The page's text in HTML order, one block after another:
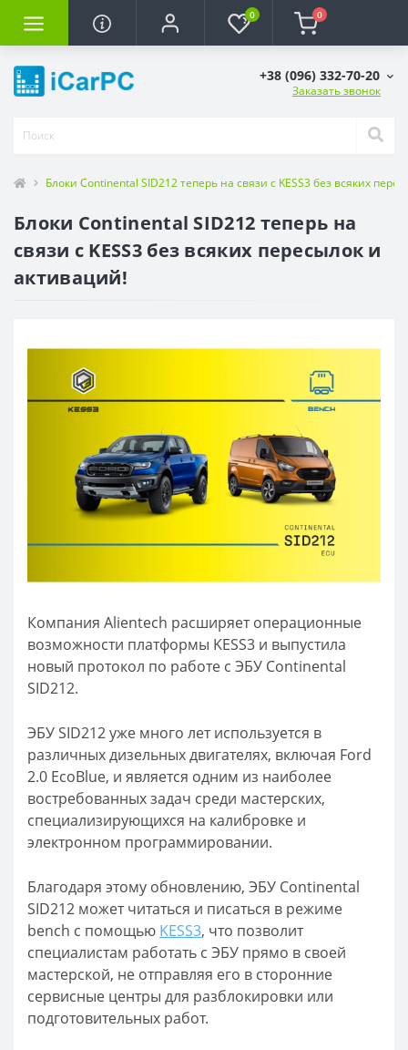
0 0
+38 (096) 332-70-20
Заказать звонок
Блоки Continental SID212 теперь на связи с KESS3 без всяких
Блоки Continental SID212 теперь на
связи с KESS3 без всяких пересылок и
активаций!
Компания Alientech расширяет операционные
возможности платформы KESS3 и выпустила
новый протокол по работе с ЭБУ Continental
SID212.
ЭБУ SID212 уже много лет используется в
различных дизельных двигателях, включая Ford
2.0 EcoBlue, и является одним из наиболее
востребованных задач среди мастерских,
специализирующихся на калибровке и
электронном программировании.
Благодаря этому обновлению, ЭБУ Continental
SID212 может читаться и писаться в режиме
bench с помощью KESS3, что позволит
специалистам работать с ЭБУ прямо в своей
мастерской, не отправляя его в сторонние
сервисные центры для разблокировки или
подготовительных работ.